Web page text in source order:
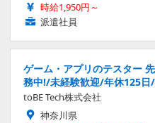
時給1,950円～
派遣社員
ゲーム・アプリのテスター
務中!/未経験歓迎/年休125日
toBE Tech株式会社
神奈川県